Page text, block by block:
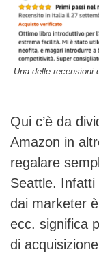
Una delle recensioni
Qui c’è da
Amazon in
regalare
Seattle.
dai marketer
ecc. significa
di